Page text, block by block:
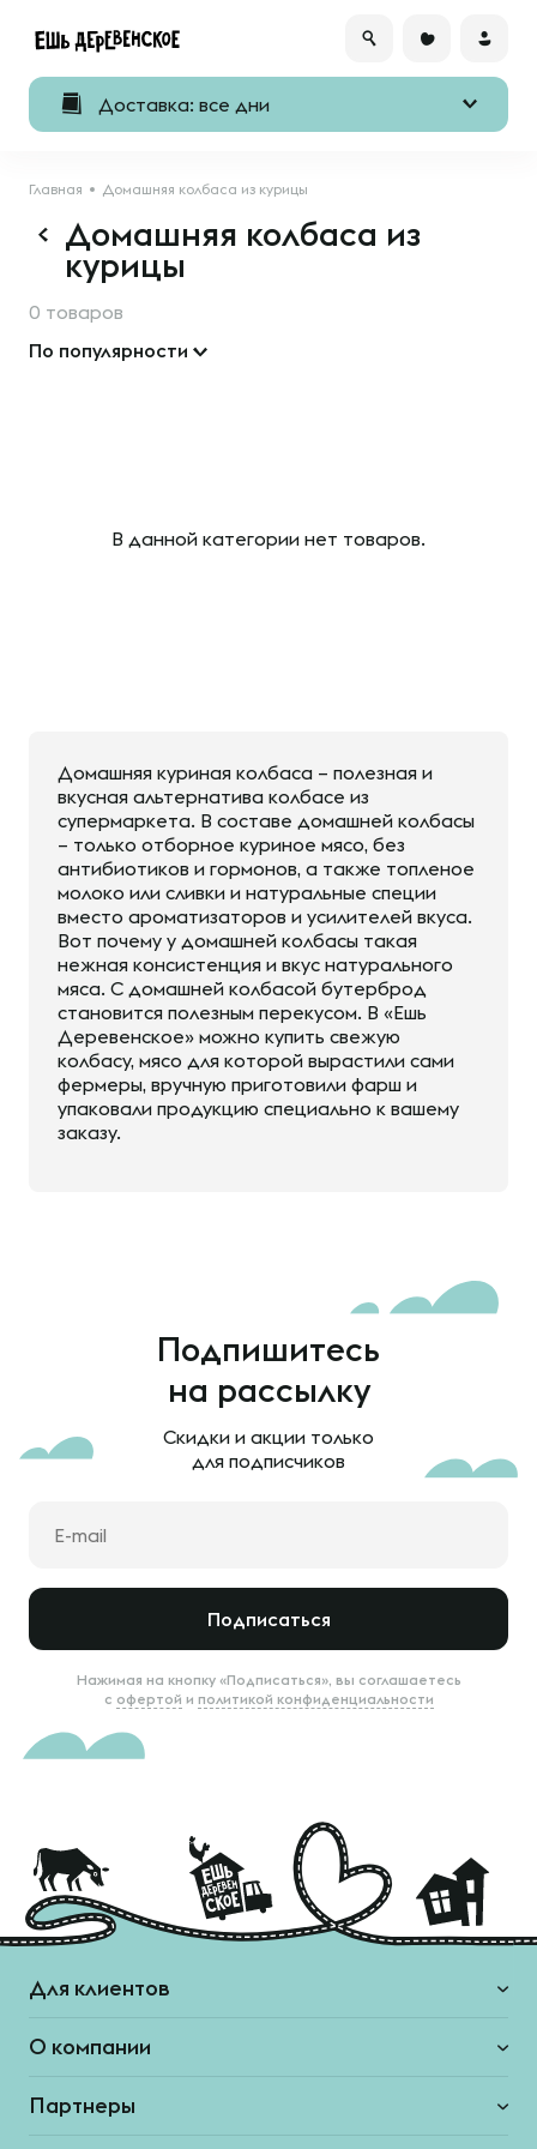
Доставка: все дни
Главная Домашняя колбаса из курицы
Домашняя колбаса из
курицы
0 товаров
По популярности
В данной категории нет товаров.
Домашняя куриная колбаса – полезная и
вкусная альтернатива колбасе из
супермаркета. В составе домашней колбасы
– только отборное куриное мясо, без
антибиотиков и гормонов, а также топленое
молоко или сливки и натуральные специи
вместо ароматизаторов и усилителей вкуса.
Вот почему у домашней колбасы такая
нежная консистенция и вкус натурального
мяса. С домашней колбасой бутерброд
становится полезным перекусом. В «Ешь
Деревенское» можно купить свежую
колбасу, мясо для которой вырастили сами
фермеры, вручную приготовили фарш и
упаковали продукцию специально к вашему
заказу.
Подпишитесь
на рассылку
Скидки и акции только
для подписчиков
Подписаться
Нажимая на кнопку «Подписаться», вы соглашаетесь
с офертой и политикой конфиденциальности
Для клиентов
О компании
Партнеры